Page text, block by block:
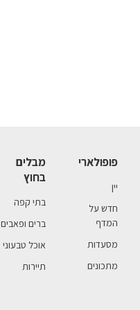
פופולארי
יין
חדש על
המדף
מסעדות
מתכונים
מבלים
בחוץ
בתי קפה
ברים ופאבים
אוכל טבעוני
תיירות